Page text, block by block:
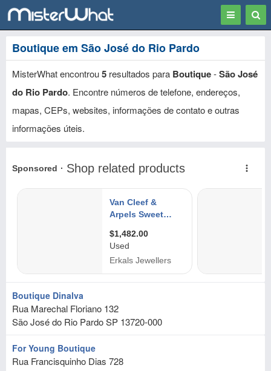
Toggle
Boutique em São José do Rio Pardo
MisterWhat encontrou5 resultados para Boutique-São José
do Rio Pardo. Encontre números de telefone, endereços,
mapas, CEPs, websites, informações de contato e outras
informações úteis.
Boutique Dinalva
Rua Marechal Floriano 132
São José do Rio PardoSP 13720-000
For Young Boutique
Rua Francisquinho Dias 728